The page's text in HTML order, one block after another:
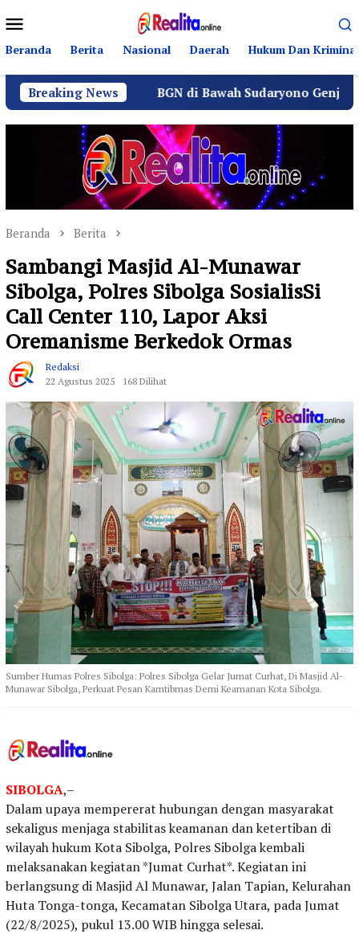
ke
kontenMobile
Beranda Berita Nasional Daerah Hukum Dan Kriminal
Breaking News
BGN di Bawah Sudaryono Genjot Sertifikasi Wajib
Beranda Berita
Sambangi Masjid Al-Munawar
Sibolga, Polres Sibolga SosialisSi
Call Center 110, Lapor Aksi
Oremanisme Berkedok Ormas
Redaksi
22 Agustus 2025
168 Dilihat
Sumber Humas Polres Sibolga: Polres Sibolga Gelar Jumat Curhat, Di Masjid Al-
Munawar Sibolga, Perkuat Pesan Kamtibmas Demi Keamanan Kota Sibolga.
SIBOLGA,–
Dalam upaya mempererat hubungan dengan masyarakat
sekaligus menjaga stabilitas keamanan dan ketertiban di
wilayah hukum Kota Sibolga, Polres Sibolga kembali
melaksanakan kegiatan *Jumat Curhat*. Kegiatan ini
berlangsung di Masjid Al Munawar, Jalan Tapian, Kelurahan
Huta Tonga-tonga, Kecamatan Sibolga Utara, pada Jumat
(22/8/2025), pukul 13.00 WIB hingga selesai.